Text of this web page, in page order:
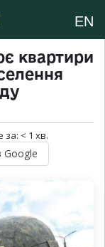
EN
квартири
за: < 1 хв.
Google